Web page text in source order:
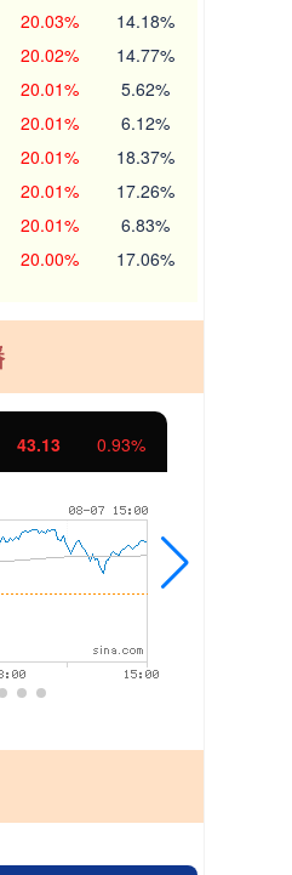
20.03% 14.18%
20.02% 14.77%
20.01% 5.62%
20.01% 6.12%
20.01% 18.37%
20.01% 17.26%
20.01% 6.83%
20.00% 17.06%
43.13 0.93%